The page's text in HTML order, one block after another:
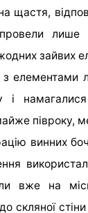
щастя,
лише
зайвих
з елементами
намагалися
півроку,
винних
вже на
скляної